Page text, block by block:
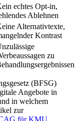
echtes Opt-in,
Ablehnen
Alternativtexte,
Kontrast
zu
(BFSG)
Angebote in
in welchem
zur
für KMU